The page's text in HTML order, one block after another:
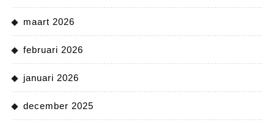
maart 2026
februari 2026
januari 2026
december 2025